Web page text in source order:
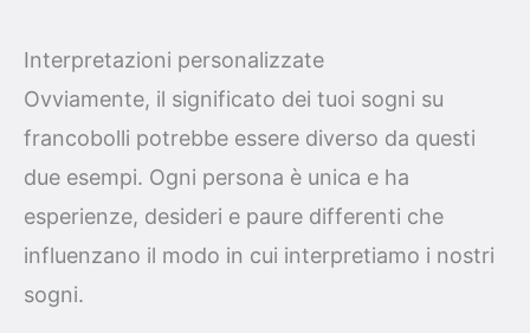
Interpretazioni personalizzate
Ovviamente, il significato dei tuoi sogni su
francobolli potrebbe essere diverso da questi
due esempi. Ogni persona è unica e ha
esperienze, desideri e paure differenti che
influenzano il modo in cui interpretiamo i nostri
sogni.